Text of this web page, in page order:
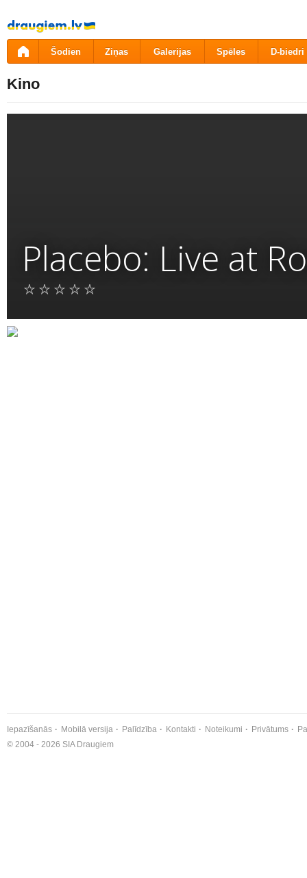
Pāriet
uz
saturu
Šodien Ziņas Galerijas Spēles D-biedri
Kino
Placebo: Live at
Iepazīšanās Mobilā versija Palīdzība Kontakti Noteikumi Privātums
© 2004 - 2026 SIA Draugiem